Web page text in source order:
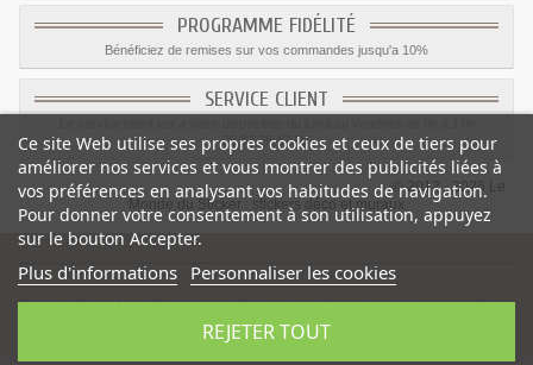
PROGRAMME FIDÉLITÉ
Bénéficiez de remises sur vos commandes jusqu'a 10%
SERVICE CLIENT
09.82.28.47.69.
© 2012 - 2026 Le
Monde du Sticker :
stickers déco et muraux
Sticker Chambre Gladiateur-Catégorie:Chevalier & Dragons-Prix:
1.59€
Ce site Web utilise ses propres cookies et ceux de tiers pour
améliorer nos services et vous montrer des publicités liées à
vos préférences en analysant vos habitudes de navigation.
Pour donner votre consentement à son utilisation, appuyez
sur le bouton Accepter.
Plus d'informations Personnaliser les cookies
REJETER TOUT